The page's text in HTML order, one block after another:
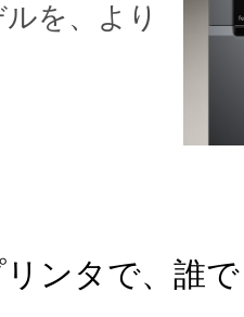
を、より
リンタで、誰